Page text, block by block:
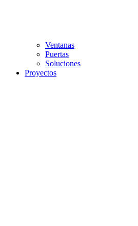
Ventanas
Puertas
Soluciones
Proyectos